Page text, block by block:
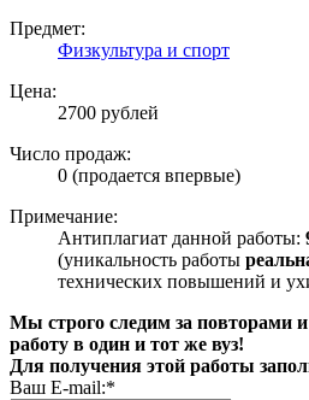
Предмет:
Физкультура и спорт
Цена:
2700 рублей
Число продаж:
0 (продается впервые)
Примечание:
Антиплагиат данной работы:
(уникальность работы
технических повышений и
Мы строго следим за
работу в один и тот же вуз!
Для получения этой работы
Ваш E-mail:*